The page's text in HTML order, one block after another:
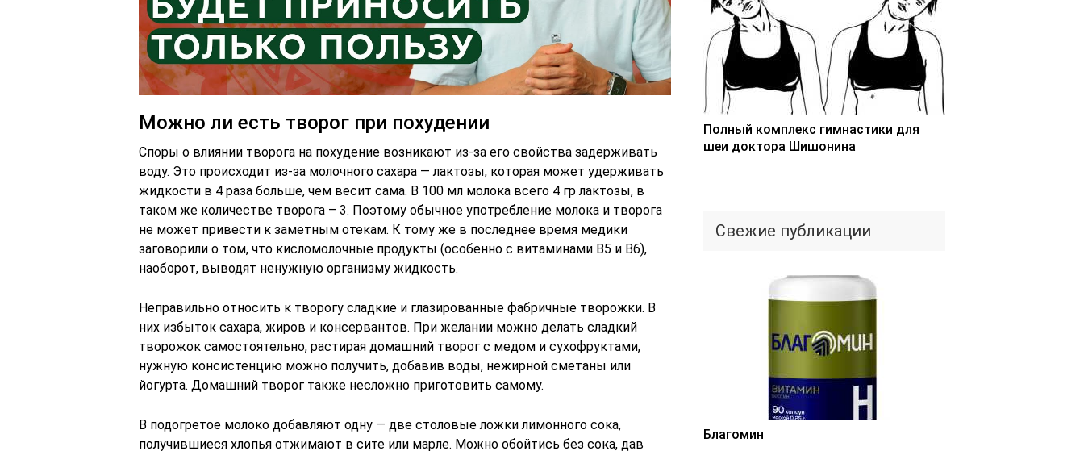
Можно ли есть творог при похудении
Споры о влиянии творога на похудение возникают из-за его свойства задерживать
воду. Это происходит из-за молочного сахара — лактозы, которая может удерживать
жидкости в 4 раза больше, чем весит сама. В 100 мл молока всего 4 гр лактозы, в
таком же количестве творога – 3. Поэтому обычное употребление молока и творога
не может привести к заметным отекам. К тому же в последнее время медики
заговорили о том, что кисломолочные продукты (особенно с витаминами В5 и B6),
наоборот, выводят ненужную организму жидкость.
Неправильно относить к творогу сладкие и глазированные фабричные творожки. В
них избыток сахара, жиров и консервантов. При желании можно делать сладкий
творожок самостоятельно, растирая домашний творог с медом и сухофруктами,
нужную консистенцию можно получить, добавив воды, нежирной сметаны или
йогурта. Домашний творог также несложно приготовить самому.
В подогретое молоко добавляют одну — две столовые ложки лимонного сока,
получившиеся хлопья отжимают в сите или марле. Можно обойтись без сока, дав
Полный комплекс гимнастики для
шеи доктора Шишонина
Свежие публикации
Благомин